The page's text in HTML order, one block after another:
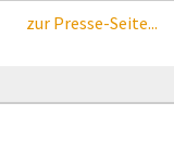
zur Presse-Seite...